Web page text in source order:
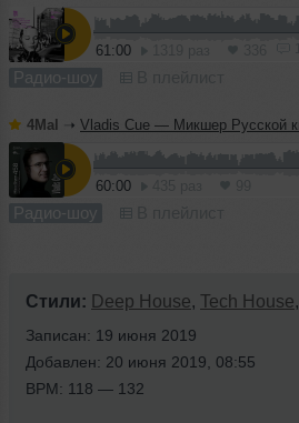
61:00
Радио-шоу
4Mal ➝ Vladis Cue — Микшер Русской кибернетики 458 с Евгением Сваловым (4Mal) и Александром
60:00
Радио-шоу
Стили: Deep House, Tech House,
Записан: 19 июня 2019
Добавлен: 20 июня 2019, 08:55
BPM: 118 — 132